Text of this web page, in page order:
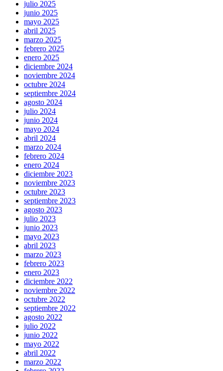
julio 2025
junio 2025
mayo 2025
abril 2025
marzo 2025
febrero 2025
enero 2025
diciembre 2024
noviembre 2024
octubre 2024
septiembre 2024
agosto 2024
julio 2024
junio 2024
mayo 2024
abril 2024
marzo 2024
febrero 2024
enero 2024
diciembre 2023
noviembre 2023
octubre 2023
septiembre 2023
agosto 2023
julio 2023
junio 2023
mayo 2023
abril 2023
marzo 2023
febrero 2023
enero 2023
diciembre 2022
noviembre 2022
octubre 2022
septiembre 2022
agosto 2022
julio 2022
junio 2022
mayo 2022
abril 2022
marzo 2022